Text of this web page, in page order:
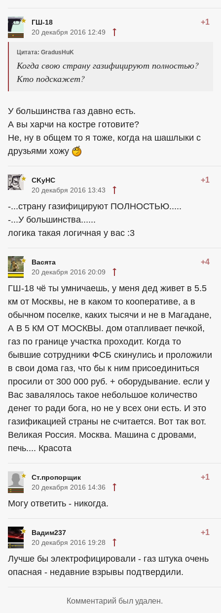
ГШ-18 +1
20 декабря 2016 12:49
Цитата: GradusHuK
Когда свою страну газифицируют полностью?
Кто подскажет?
У большинства газ давно есть.
А вы харчи на костре готовите?
Не, ну в общем то я тоже, когда на шашлыки с
друзьями хожу
CKyHC +1
20 декабря 2016 13:43
-...страну газифицируют ПОЛНОСТЬЮ.....
-...У большинства......
логика такая логичная у вас :3
Васята +4
20 декабря 2016 20:09
ГШ-18 чё ты умничаешь, у меня дед живет в 5.5
км от Москвы, не в каком то кооперативе, а в
обычном поселке, каких тысячи и не в Магадане,
А В 5 КМ ОТ МОСКВЫ. дом отапливает печкой,
газ по границе участка проходит. Когда то
бывшие сотрудники ФСБ скинулись и проложили
в свои дома газ, что бы к ним присоединиться
просили от 300 000 руб. + оборудывание. если у
Вас завалялось такое небольшое количество
денег то ради бога, но не у всех они есть. И это
газификацией страны не считается. Вот так вот.
Великая Россия. Москва. Машина с дровами,
печь.... Красота
Ст.пропорщик +1
20 декабря 2016 14:36
Могу ответить - никогда.
Вадим237 +1
20 декабря 2016 19:28
Лучше бы электрофицировали - газ штука очень
опасная - недавние взрывы подтвердили.
Комментарий был удален.